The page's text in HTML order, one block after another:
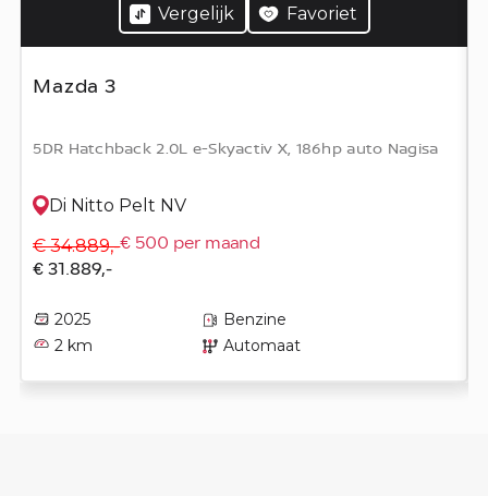
Vergelijk Favoriet
Mazda 3
5DR Hatchback 2.0L e-Skyactiv X, 186hp auto Nagisa
Di Nitto Pelt NV
€ 34.889,-
€ 31.889,-
€ 500 per maand
2025
Benzine
2 km
Automaat